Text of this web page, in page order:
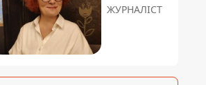
ЖУРНАЛІСТ